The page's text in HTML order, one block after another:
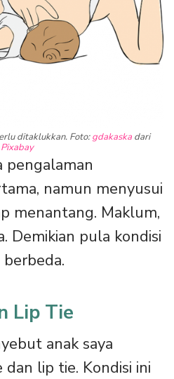
ditaklukkan. Foto:gdakaskadari
Pixabay
pengalaman
namun menyusui
menantang. Maklum,
Demikian pula kondisi
Lip Tie
anak saya
lip tie. Kondisi ini